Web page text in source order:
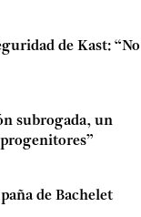
de Kast: “No
subrogada, un
de Bachelet